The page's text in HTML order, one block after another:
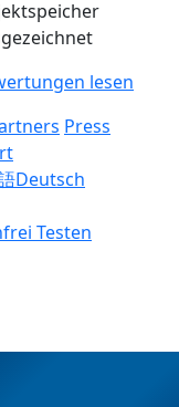
lesen
Press
Deutsch
Testen